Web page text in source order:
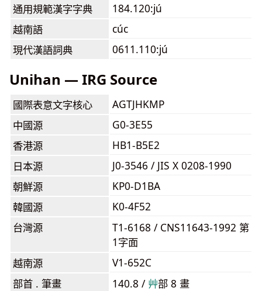
通用規範漢字字典
184.120:jú
越南語
cúc
現代漢語詞典
0611.110:jú
Unihan — IRG Source
國際表意文字核心
AGTJHKMP
中國源
G0-3E55
香港源
HB1-B5E2
日本源
J0-3546 / JIS X 0208-1990
朝鮮源
KP0-D1BA
韓國源
K0-4F52
台灣源
T1-6168 / CNS11643-1992 第
1字面
越南源
V1-652C
部首 . 筆畫
140.8 / ⾋部 8 畫